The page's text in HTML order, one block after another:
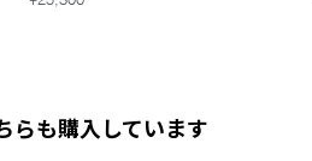
らも購入しています